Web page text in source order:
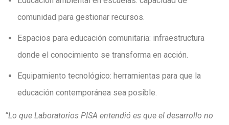
comunidad para gestionar recursos.
Espacios para educación comunitaria: infraestructura
donde el conocimiento se transforma en acción.
Equipamiento tecnológico: herramientas para que la
educación contemporánea sea posible.
“Lo que Laboratorios PISA entendió es que el desarrollo no